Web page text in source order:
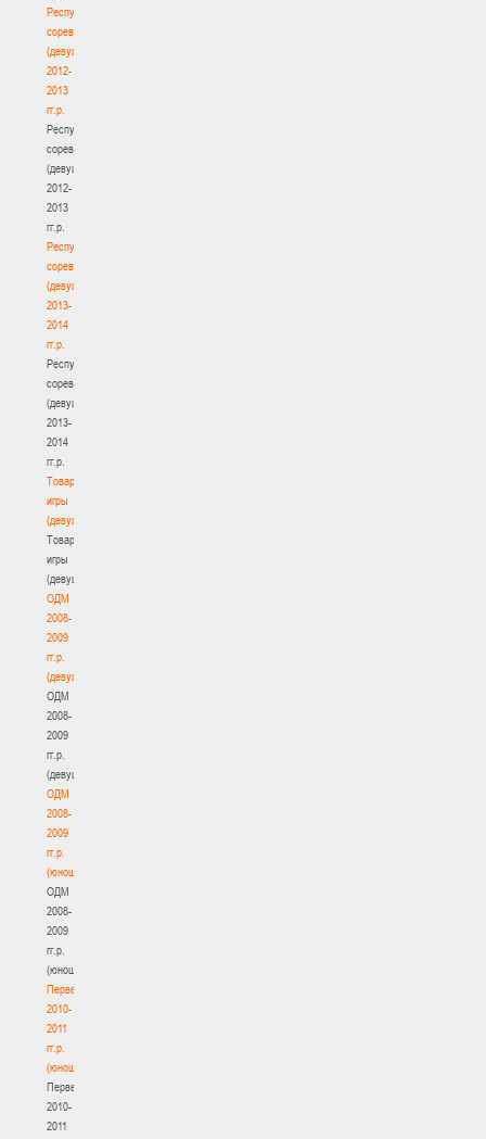
Республиканские
соревнования
(девушки)
2012-
2013
гг.р.
Республиканские
соревнования
(девушки)
2012-
2013
гг.р.
Республиканские
соревнования
(девушки)
2013-
2014
гг.р.
Республиканские
соревнования
(девушки)
2013-
2014
гг.р.
Товарищеские
игры
(девушки)
Товарищеские
игры
(девушки)
ОДМ
2008-
2009
гг.р.
(девушки)
ОДМ
2008-
2009
гг.р.
(девушки)
ОДМ
2008-
2009
гг.р.
(юноши)
ОДМ
2008-
2009
гг.р.
(юноши)
Первенство
2010-
2011
гг.р.
(юноши)
Первенство
2010-
2011